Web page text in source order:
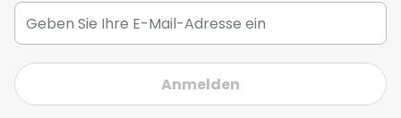
Anmelden